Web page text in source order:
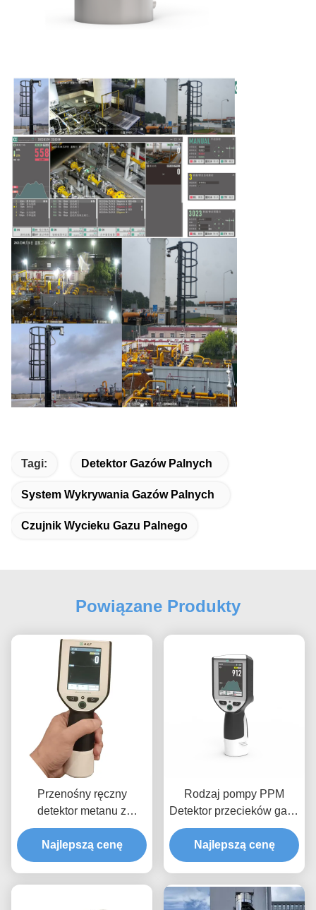
Tagi: Detektor Gazów Palnych
System Wykrywania Gazów Palnych
Czujnik Wycieku Gazu Palnego
Powiązane Produkty
Przenośny ręczny
detektor metanu z
laserem, z wewnętrzną
pompą
Najlepszą cenę
Rodzaj pompy PPM
Detektor przecieków gazu
metanu dla metanu IP66
wodoodporny
Najlepszą cenę